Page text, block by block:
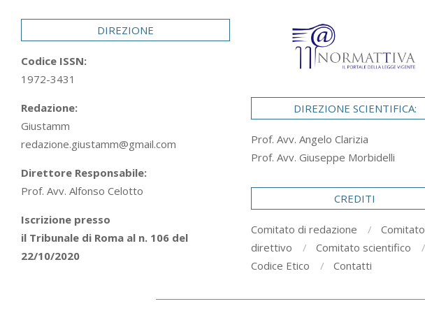
DIREZIONE
Codice ISSN:
1972-3431
Redazione:
Giustamm
redazione.giustamm@gmail.com
Direttore Responsabile:
Prof. Avv. Alfonso Celotto
Iscrizione presso
il Tribunale di Roma al n. 106 del
22/10/2020
DIREZIONE SCIENTIFICA:
Prof. Avv. Angelo Clarizia
Prof. Avv. Giuseppe Morbidelli
CREDITI
Comitato di redazione
Comitato
direttivo
Comitato scientifico
Codice Etico
Contatti